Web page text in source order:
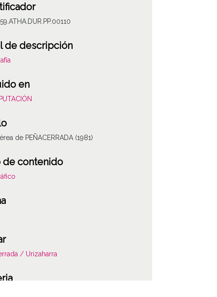
de descripción
en
de PEÑACERRADA (1981)
de contenido
/ Urizaharra